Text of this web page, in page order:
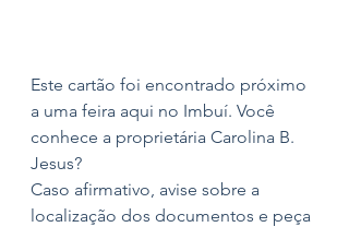
Este cartão foi encontrado próximo
a uma feira aqui no Imbuí. Você
conhece a proprietária Carolina B.
Jesus?
Caso afirmativo, avise sobre a
localização dos documentos e peça